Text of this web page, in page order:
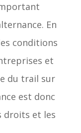
En
conditions
et
du trail sur
est donc
droits et les